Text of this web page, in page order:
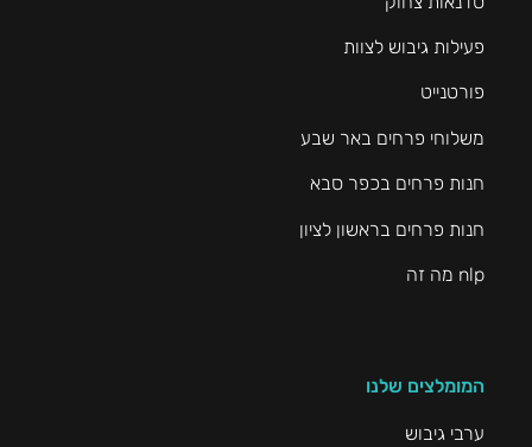
פעילות גיבוש לצוות
פורטנייט
משלוחי פרחים באר שבע
חנות פרחים בכפר סבא
חנות פרחים בראשון לציון
nlp מה זה
המומלצים שלנו
ערבי גיבוש